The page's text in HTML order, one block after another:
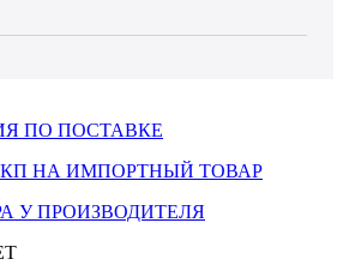
ПО ПОСТАВКЕ
НА ИМПОРТНЫЙ ТОВАР
У ПРОИЗВОДИТЕЛЯ